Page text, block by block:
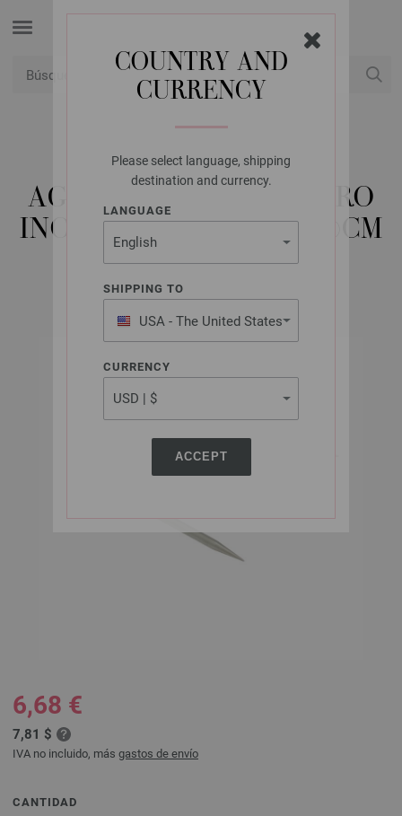
COUNTRY AND
CURRENCY
Please select language, shipping
destination and currency.
LANGUAGE
SHIPPING TO
USA - The United States
of America
CURRENCY
ACCEPT
LANA GROSSA
AGUJA CIRCULAR ACERO
INOXIDABLE NO. 6,5/60CM
6,68 €
7,81 $
IVA no incluido, más gastos de envío
CANTIDAD